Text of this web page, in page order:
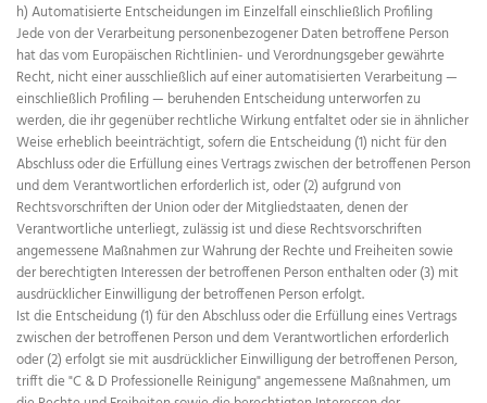
h) Automatisierte Entscheidungen im Einzelfall einschließlich Profiling
Jede von der Verarbeitung personenbezogener Daten betroffene Person
hat das vom Europäischen Richtlinien- und Verordnungsgeber gewährte
Recht, nicht einer ausschließlich auf einer automatisierten Verarbeitung —
einschließlich Profiling — beruhenden Entscheidung unterworfen zu
werden, die ihr gegenüber rechtliche Wirkung entfaltet oder sie in ähnlicher
Weise erheblich beeinträchtigt, sofern die Entscheidung (1) nicht für den
Abschluss oder die Erfüllung eines Vertrags zwischen der betroffenen Person
und dem Verantwortlichen erforderlich ist, oder (2) aufgrund von
Rechtsvorschriften der Union oder der Mitgliedstaaten, denen der
Verantwortliche unterliegt, zulässig ist und diese Rechtsvorschriften
angemessene Maßnahmen zur Wahrung der Rechte und Freiheiten sowie
der berechtigten Interessen der betroffenen Person enthalten oder (3) mit
ausdrücklicher Einwilligung der betroffenen Person erfolgt.
Ist die Entscheidung (1) für den Abschluss oder die Erfüllung eines Vertrags
zwischen der betroffenen Person und dem Verantwortlichen erforderlich
oder (2) erfolgt sie mit ausdrücklicher Einwilligung der betroffenen Person,
trifft die "C & D Professionelle Reinigung" angemessene Maßnahmen, um